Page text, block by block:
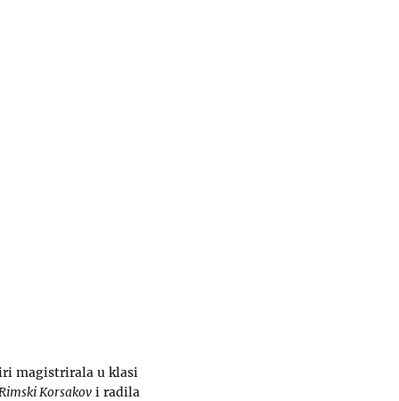
magistrirala u klasi
Korsakov i radila